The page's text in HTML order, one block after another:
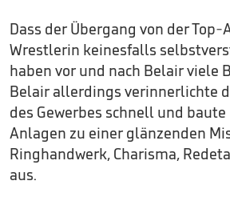
Dass der Übergang von der
Wrestlerin keinesfalls
haben vor und nach Belair viele
Belair allerdings verinnerlichte
des Gewerbes schnell und
Anlagen zu einer glänzenden
Ringhandwerk, Charisma,
aus.